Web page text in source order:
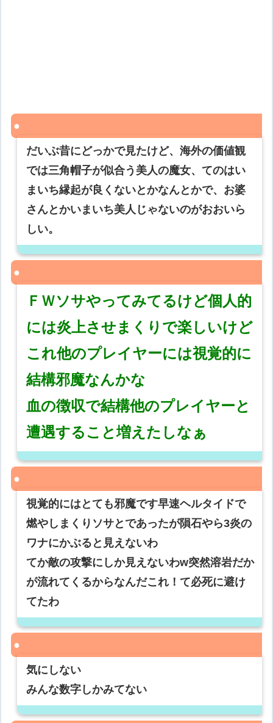
だいぶ昔にどっかで見たけど、海外の価値観
では三角帽子が似合う美人の魔女、てのはい
まいち縁起が良くないとかなんとかで、お婆
さんとかいまいち美人じゃないのがおおいら
しい。
ＦＷソサやってみてるけど個人的
には炎上させまくりで楽しいけど
これ他のプレイヤーには視覚的に
結構邪魔なんかな
血の徴収で結構他のプレイヤーと
遭遇すること増えたしなぁ
視覚的にはとても邪魔です早速ヘルタイドで
燃やしまくりソサとであったが隕石やら3炎の
ワナにかぶると見えないわ
てか敵の攻撃にしか見えないわw突然溶岩だか
が流れてくるからなんだこれ！て必死に避け
てたわ
気にしない
みんな数字しかみてない